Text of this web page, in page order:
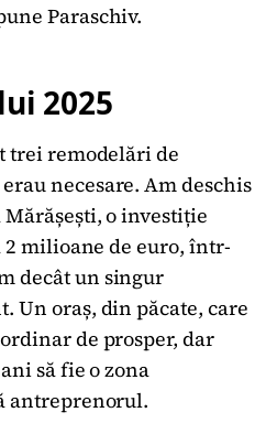
Paraschiv.
2025
trei remodelări de
necesare. Am deschis
o investiție
2 milioane de euro, într-
decât un singur
Un oraș, din păcate, care
de prosper, dar
să fie o zona
antreprenorul.